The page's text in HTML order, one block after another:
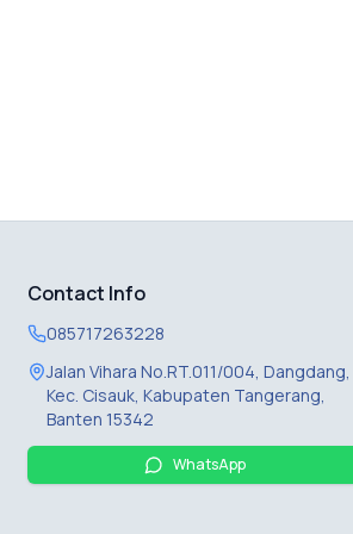
Contact Info
085717263228
Jalan Vihara No.RT.011/004, Dangdang,
Kec. Cisauk, Kabupaten Tangerang,
Banten 15342
WhatsApp